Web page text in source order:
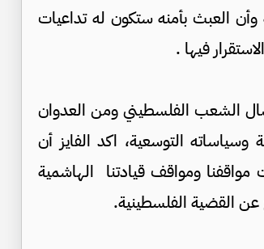
وأن العبث بأمنه ستكون له تداعيات
فيها .
الشعب الفلسطيني ومن العدوان
التوسعية، اكد الفايز أن
ومواقف قيادتنا الهاشمية
القضية الفلسطينية.